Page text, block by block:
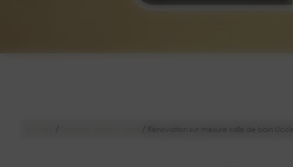
Rénovation sur-mesure salle de bain Uccle